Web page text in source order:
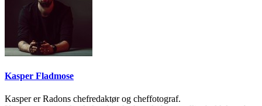
Kasper Fladmose
Kasper er Radons chefredaktør og cheffotograf.